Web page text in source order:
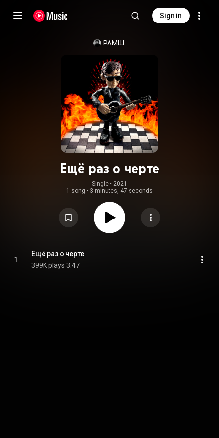
Sign in
РАМШ
Ещё раз о черте
Single • 2021
1 song • 3 minutes, 47 seconds
1
Ещё раз о черте
399K plays 3:47